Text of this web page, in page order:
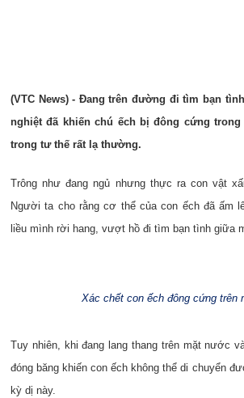
(VTC News) - Đang trên đường đi tìm bạn
nghiệt đã khiến chú ếch bị đông cứng trong
trong tư thế rất lạ thường.
Trông như đang ngủ nhưng thực ra con vật
Người ta cho rằng cơ thể của con ếch đã ấm
liều mình rời hang, vượt hồ đi tìm bạn tình giữa
Xác chết con ếch đông cứng trên
Tuy nhiên, khi đang lang thang trên mặt nước
đóng băng khiến con ếch không thể di chuyển
kỳ dị này.